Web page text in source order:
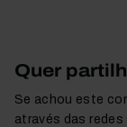
Quer
Se achou este
através das redes